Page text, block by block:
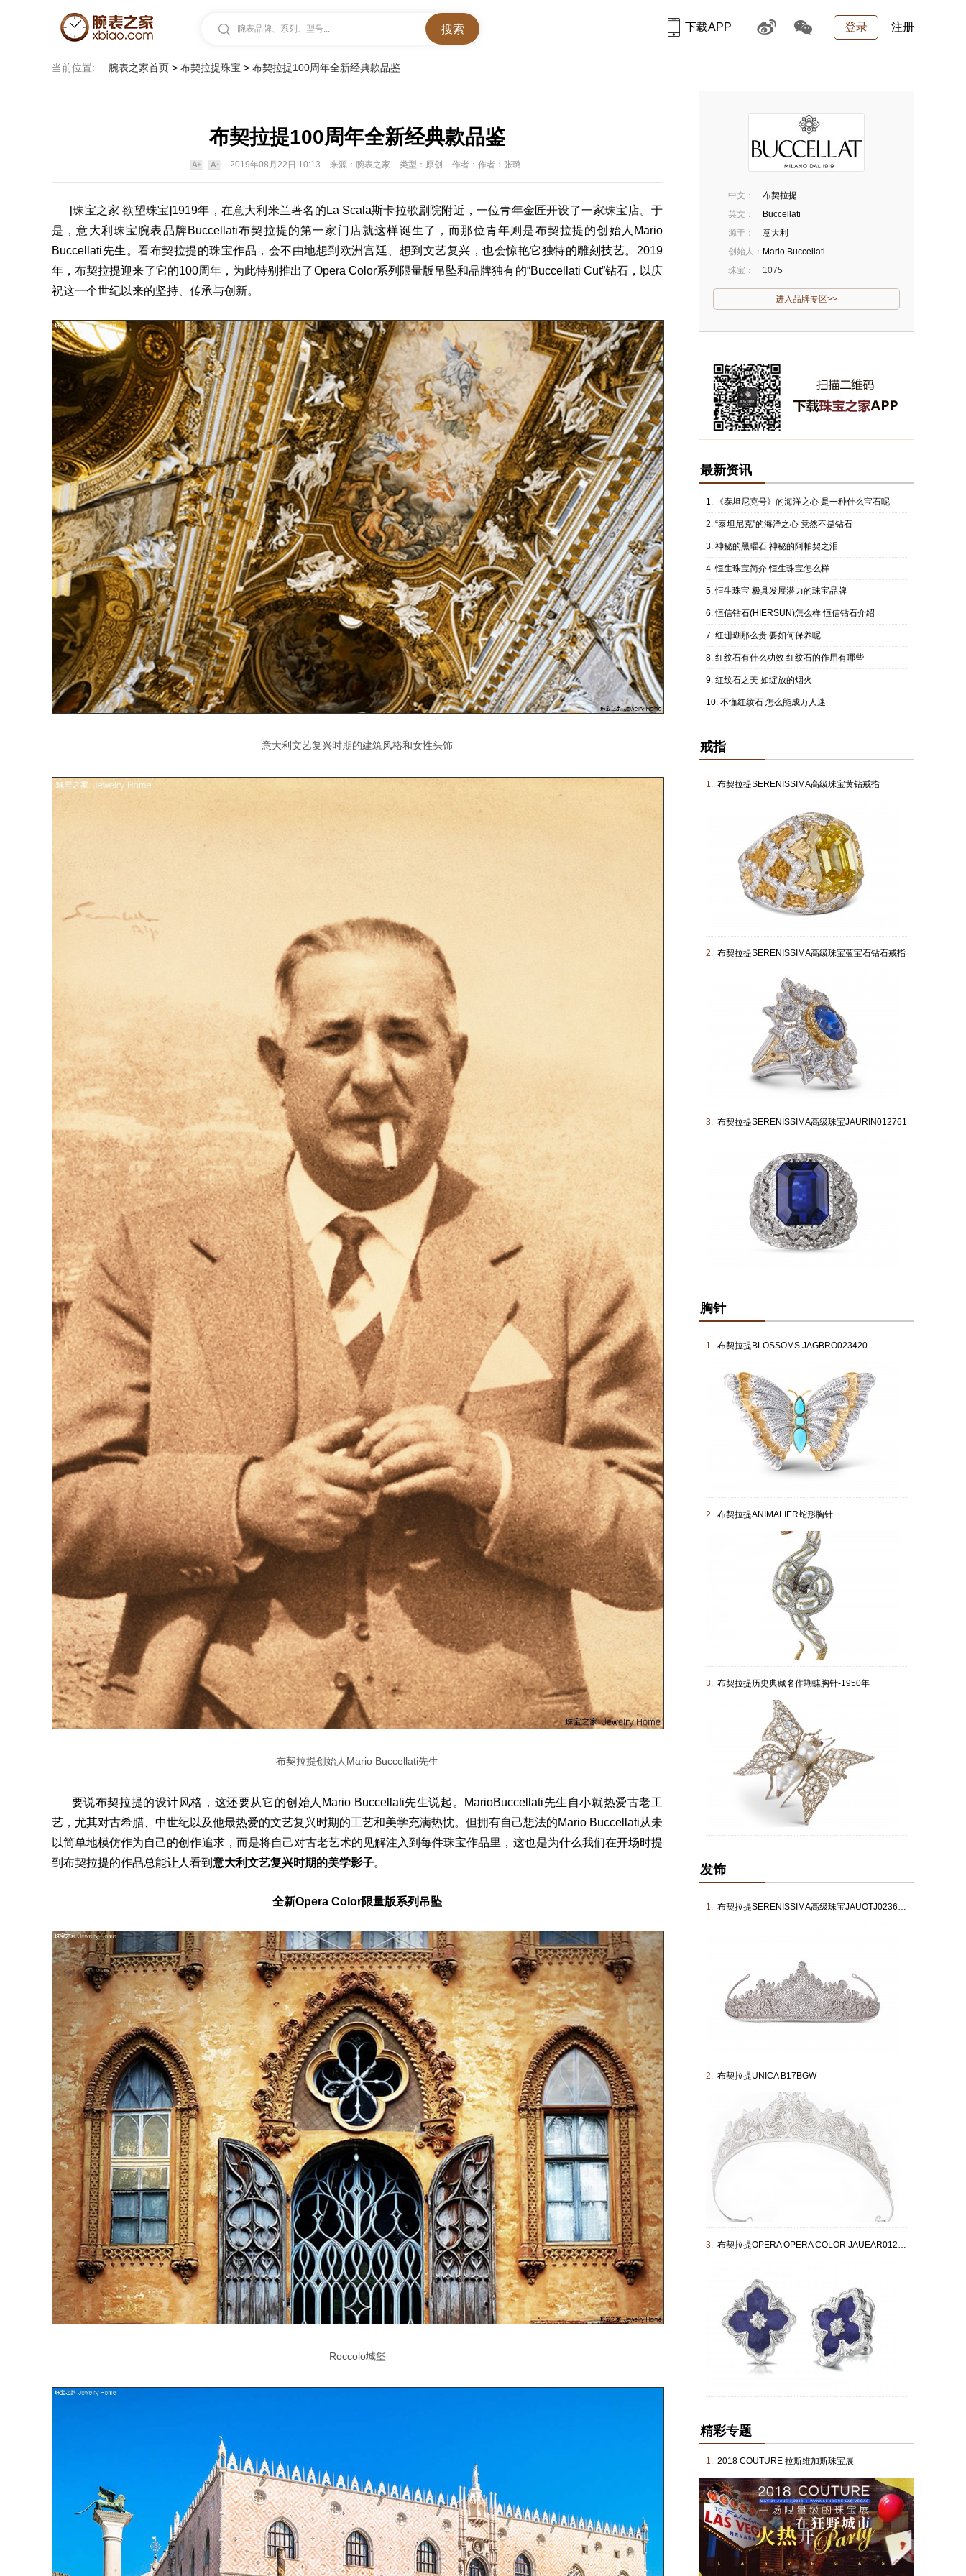
腕表品牌、系列、型号... 登录 注册
下载APP
当前位置: 腕表之家首页 > 布契拉提珠宝 > 布契拉提100周年全新经典款品鉴
布契拉提100周年全新经典款品鉴
2019年08月22日 10:13 来源：腕表之家 类型：原创 作者：作者：张璐
[珠宝之家 欲望珠宝]1919年，在意大利米兰著名的 La Scala斯卡拉歌剧院附近，一位青年金匠开设了一家珠宝店。于
是，意大利珠宝腕表品牌Buccellati布契拉提的第一家门店就这样诞生了，而那位青年则是布契拉提的创始人 Mario
Buccellati先生。看布契拉提的珠宝作品，会不由地想到欧洲宫廷、想到文艺复兴，也会惊艳它独特的雕刻技艺。 2019
年，布契拉提迎来了它的100周年，为此特别推出了Opera Color系列限量版 吊坠和品牌独有的“Buccellati Cut”钻石，以庆
祝这一个世纪以来的坚持、传承与创新。
意大利文艺复兴时期的建筑风格和女性头饰
布契拉提创始人Mario Buccellati先生
要说布契拉提的设计风格，这还要从它的创始人 Mario Buccellati先生说起。 MarioBuccellati先生自小就热爱古老工
艺，尤其对古希腊、中世纪以及他最热爱的文艺复兴时期的工艺和美学充满热忱。但拥有自己想法的Mario Buccellati从未
以简单地模仿作为自己的创作追求，而是将自己对古老艺术的见解注入到每件珠宝作品里，这也是为什么我们在开场时提
到布契拉提的作品总能让人看到 意大利文艺复兴时期的美学影子。
全新Opera Color限量版系列吊坠
Roccolo城堡
中文：
布契拉提
英文：
Buccellati
源于：
意大利
创始人： Mario Buccellati
珠宝：
1075
进入品牌专区>>
最新资讯
《泰坦尼克号》的海洋之心 是一种什么宝石呢
“泰坦尼克”的海洋之心 竟然不是钻石
神秘的黑曜石 神秘的阿帕契之泪
恒生珠宝简介 恒生珠宝怎么样
恒生珠宝 极具发展潜力的珠宝品牌
恒信钻石(HIERSUN)怎么样 恒信钻石介绍
红珊瑚那么贵 要如何保养呢
红纹石有什么功效 红纹石的作用有哪些
红纹石之美 如绽放的烟火
不懂红纹石 怎么能成万人迷
戒指
1. 布契拉提SERENISSIMA高级珠宝黄钻戒指
2. 布契拉提SERENISSIMA高级珠宝蓝宝石钻石戒指
3. 布契拉提SERENISSIMA高级珠宝JAURIN012761
胸针
1. 布契拉提BLOSSOMS JAGBRO023420
2. 布契拉提ANIMALIER蛇形胸针
3. 布契拉提历史典藏名作蝴蝶胸针-1950年
发饰
1. 布契拉提SERENISSIMA高级珠宝JAUOTJ023695
2. 布契拉提UNICA B17BGW
3. 布契拉提OPERA OPERA COLOR JAUEAR012547
精彩专题
1. 2018 COUTURE 拉斯维加斯珠宝展